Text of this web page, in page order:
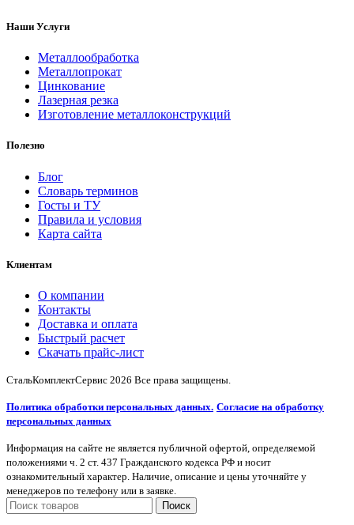
Наши Услуги
Металлообработка
Металлопрокат
Цинкование
Лазерная резка
Изготовление металлоконструкций
Полезно
Блог
Словарь терминов
Госты и ТУ
Правила и условия
Карта сайта
Клиентам
О компании
Контакты
Доставка и оплата
Быстрый расчет
Скачать прайс-лист
СтальКомплектСервис 2026 Все права защищены.
Политика обработки персональных данных. Согласие на обработку
персональных данных
Информация на сайте не является публичной офертой, определяемой
положениями ч. 2 ст. 437 Гражданского кодекса РФ и носит
ознакомительный характер. Наличие, описание и цены уточняйте у
менеджеров по телефону или в заявке.
Поиск